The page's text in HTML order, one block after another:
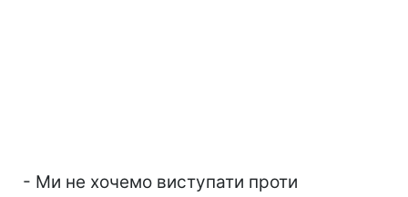
- Ми не хочемо виступати проти